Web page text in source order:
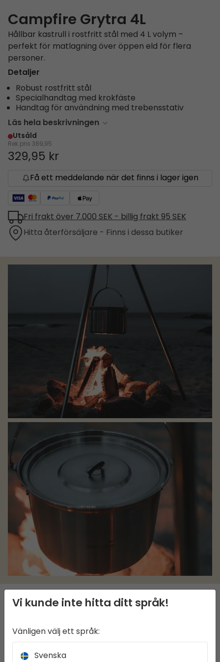
Campfire Grytra 4L
Hållbar kastrull i rostfritt stål med 4 L volym –
perfekt för matlagning över öppen eld för flera
personer.
Detaljer
Robust rostfritt stål
Specialhandtag med krokfäste
Handtag för användning med trebensstativ
Läs hela beskrivningen
Utsåld
Rek.pris 389,95
329,95 kr
Få ett meddelande när det finns i lager igen
Fri frakt över 7.000 SEK - billig frakt 95 SEK
Hitta återförsäljare - Finns i dessa butiker
Campfire-Grytan 4L, tillverkad av robust
rostfritt stål, är perfekt för servering till
Vi kunde inte hitta ditt språk!
Vänligen välj ett språk:
Svenska